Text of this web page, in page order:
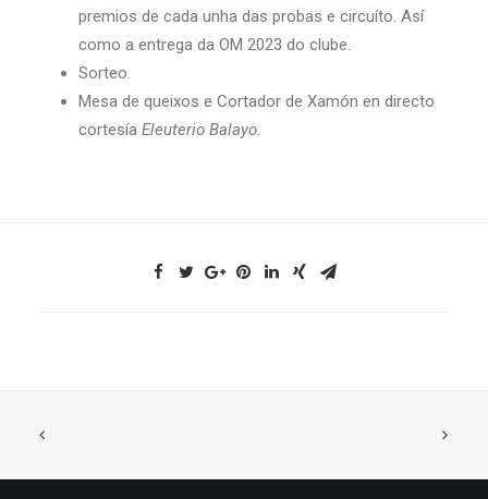
premios de cada unha das probas e circuíto. Así
como a entrega da OM 2023 do clube.
Sorteo.
Mesa de queixos e Cortador de Xamón en directo
cortesía Eleuterio Balayo.